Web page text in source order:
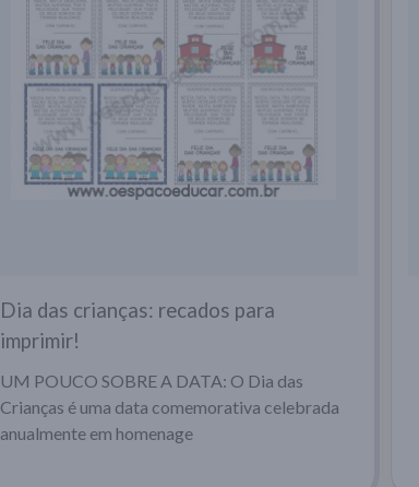
Dia das crianças: recados para
imprimir!
UM POUCO SOBRE A DATA: O Dia das
Crianças é uma data comemorativa celebrada
anualmente em homenage